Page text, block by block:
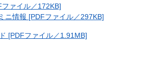
ァイル／172KB]
ニ情報 [PDFファイル／297KB]
[PDFファイル／1.91MB]